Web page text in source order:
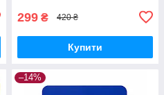
299 ₴ 420 ₴
Купити
–14%